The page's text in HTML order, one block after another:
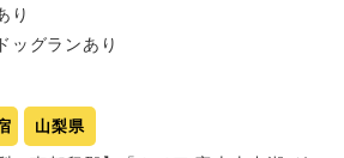
り
ッグランあり
山梨県